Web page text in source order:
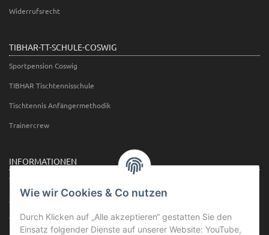
Widerrufsrecht
TIBHAR-TT-SCHULE-COSWIG
Sportpension Coswig
TIBHAR Tischtennisschule
Tischtennis Anfängermethodik
Trainercrew
INFORMATIONEN
Wir über uns
Zahlungsmöglichkeiten
Versandinformationen
Wie wir Cookies & Co nutzen
Durch Klicken auf „Alle akzeptieren“ gestatten Sie den
Einsatz folgender Dienste auf unserer Website: YouTube,